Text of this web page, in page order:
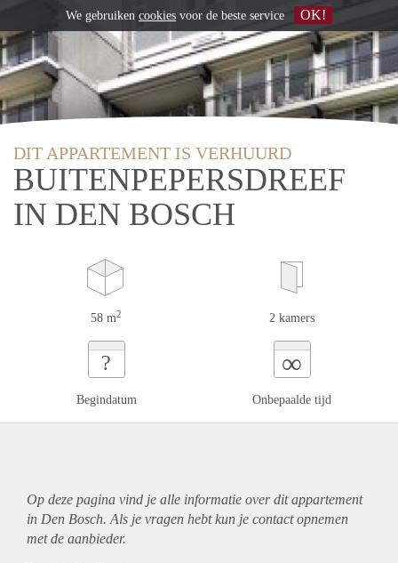
DIT APPARTEMENT IS VERHUURD
BUITENPEPERSDREEF
IN DEN BOSCH
58 m2 2 kamers
?
Begindatum
∞
Onbepaalde tijd
Op deze pagina vind je alle informatie over ditappartement
in Den Bosch. Als je vragen hebt kun je contact opnemen
met de aanbieder.
We gebruiken cookies voor de beste service OK!